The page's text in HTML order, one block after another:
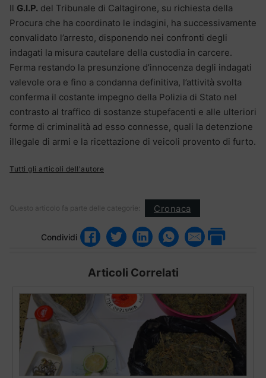
Il G.I.P. del Tribunale di Caltagirone, su richiesta della
Procura che ha coordinato le indagini, ha successivamente
convalidato l’arresto, disponendo nei confronti degli
indagati la misura cautelare della custodia in carcere.
Ferma restando la presunzione d’innocenza degli indagati
valevole ora e fino a condanna definitiva, l’attività svolta
conferma il costante impegno della Polizia di Stato nel
contrasto al traffico di sostanze stupefacenti e alle ulteriori
forme di criminalità ad esso connesse, quali la detenzione
illegale di armi e la ricettazione di veicoli provento di furto.
Tutti gli articoli dell'autore
Questo articolo fa parte delle categorie: Cronaca
Condividi
Articoli Correlati